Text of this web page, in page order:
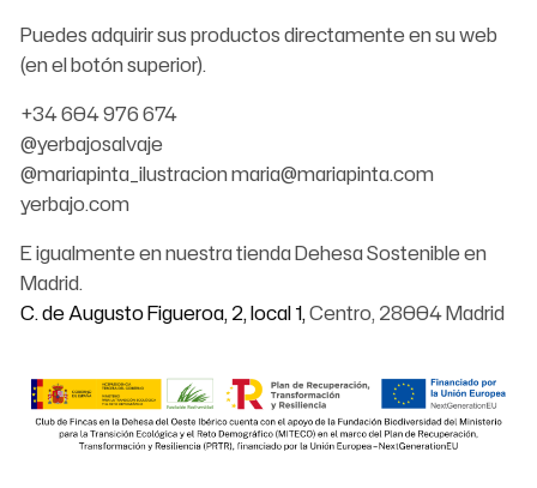
Puedes adquirir sus productos directamente en su web
(en el botón superior).
+34 604 976 674
@yerbajosalvaje
@mariapinta_ilustracion maria@mariapinta.com
yerbajo.com
E igualmente en nuestra tienda Dehesa Sostenible en
Madrid.
C. de Augusto Figueroa, 2, local 1,Centro, 28004 Madrid